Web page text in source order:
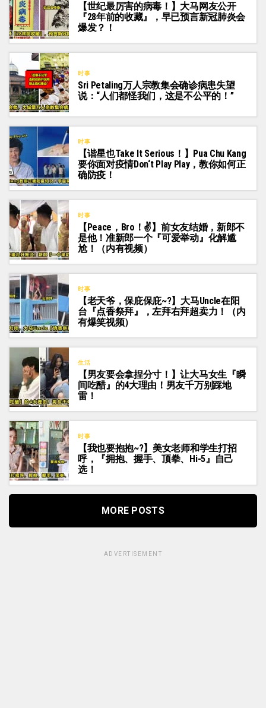
【世纪最厉害的病毒！】大马网友公开
『28年前的收藏』，早已预言新冠肺炎会
爆发？！
时事
Sri Petaling万人宗教集会确诊病患失望
说：“人们都怪我们，这是不公平的！”
时事
【谐星也Take It Serious！】Pua Chu Kang
要你面对疫情Don‘t Play Play，教你如何正
确防疫！
时事
【Peace，Bro！✌】前女友结婚，新郎不
是他！准新郎一个『可爱举动』化解尴
尬！（内有视频）
时事
【老天爷，保庇保庇~?】大马Uncle在阳
台『点香祭拜』，左拜右拜超卖力！（内
有爆笑视频）
生活
【男友要会拿捏分寸！】让大马女生『瞬
间吃醋』的4大理由！男友千万别踩地
雷！
时事
【我也要抱抱~?】美女老师和学生打招
呼，『拥抱、握手、顶拳、Hi-5』自己
选！
MORE POSTS
ADVERTISEMENT